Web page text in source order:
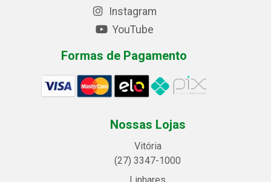
Instagram
YouTube
Formas de Pagamento
Nossas Lojas
Vitória
(27) 3347-1000